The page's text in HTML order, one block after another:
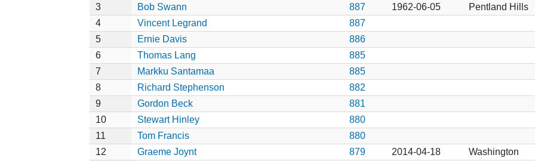
3
Bob Swann 887 1962-06-05
Pentland Hills
4
Vincent Legrand
887
5
Ernie Davis
886
6
Thomas Lang
885
7
Markku Santamaa
885
8
Richard Stephenson
882
9
Gordon Beck
881
10
Stewart Hinley
880
11
Tom Francis
880
12
Graeme Joynt 879 2014-04-18
Washington